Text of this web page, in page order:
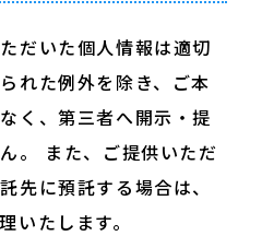
だいた個人情報は適切
れた例外を除き、ご本
く、第三者へ開示・提
。 また、ご提供いただ
先に預託する場合は、
いたします。